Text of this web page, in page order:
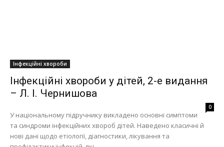
Інфекційні хвороби
Інфекційні хвороби у дітей, 2-е видання
– Л. І. Чернишова
0
У національному підручнику викладено основні симптоми
та синдроми інфекційних хвороб дітей. Наведено класичні й
нові дані щодо етіології, діагностики, лікування та